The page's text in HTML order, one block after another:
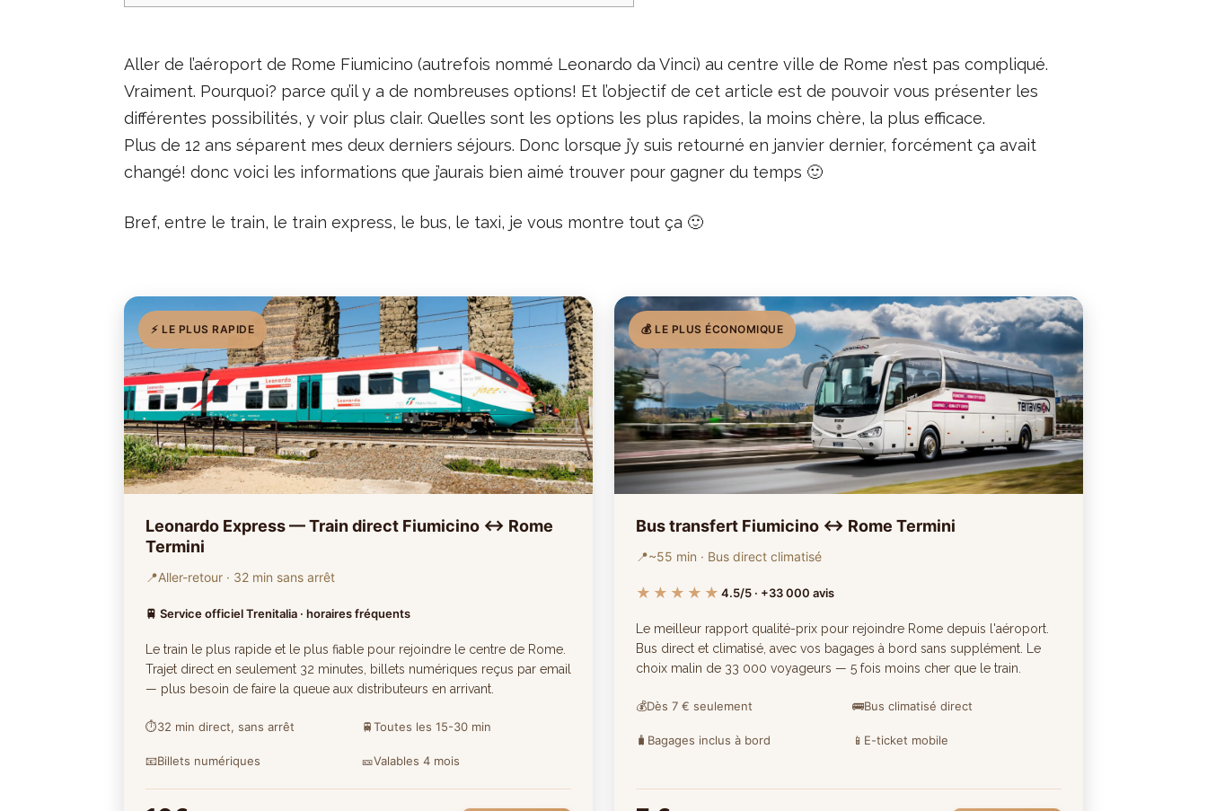
Aller de l’aéroport de Rome Fiumicino (autrefois nommé Leonardo da Vinci) au centre ville de Rome n’est pas compliqué.
Vraiment. Pourquoi? parce qu’il y a de nombreuses options! Et l’objectif de cet article est de pouvoir vous présenter les
différentes possibilités, y voir plus clair. Quelles sont les options les plus rapides, la moins chère, la plus efficace.
Plus de 12 ans séparent mes deux derniers séjours. Donc lorsque j’y suis retourné en janvier dernier, forcément ça avait
changé! donc voici les informations que j’aurais bien aimé trouver pour gagner du temps 🙂
Bref, entre le train, le train express, le bus, le taxi, je vous montre tout ça 🙂
⚡ LE PLUS RAPIDE
Leonardo Express — Train direct Fiumicino ↔ Rome
Termini
📍Aller-retour · 32 min sans arrêt
🚆 Service officiel Trenitalia · horaires fréquents
Le train le plus rapide et le plus fiable pour rejoindre le centre de Rome.
Trajet direct en seulement 32 minutes, billets numériques reçus par email
— plus besoin de faire la queue aux distributeurs en arrivant.
⏱️32 min direct, sans arrêt 🚆Toutes les 15-30 min
📧Billets numériques 🎫Valables 4 mois
💰 LE PLUS ÉCONOMIQUE
Bus transfert Fiumicino ↔ Rome Termini
📍~55 min · Bus direct climatisé
★★★★★ 4.5/5 · +33 000 avis
Le meilleur rapport qualité-prix pour rejoindre Rome depuis l'aéroport.
Bus direct et climatisé, avec vos bagages à bord sans supplément. Le
choix malin de 33 000 voyageurs — 5 fois moins cher que le train.
💰Dès 7 € seulement 🚌Bus climatisé direct
🧳 Bagages inclus à bord 📱 E-ticket mobile